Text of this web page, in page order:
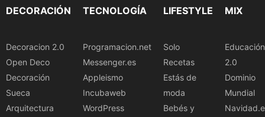
DECORACIÓN
Decoracion 2.0
Open Deco
Decoración
Sueca
Arquitectura
TECNOLOGÍA
Programacion.net
Messenger.es
Appleismo
Incubaweb
WordPress
LIFESTYLE
Solo
Recetas
Estás de
moda
Bebés y
MIX
Educación
2.0
Dominio
Mundial